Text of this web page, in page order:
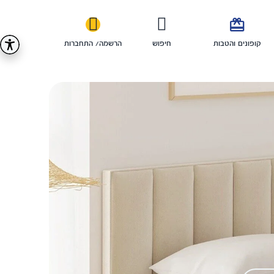

קופונים והטבות חיפוש הרשמה/ התחברות